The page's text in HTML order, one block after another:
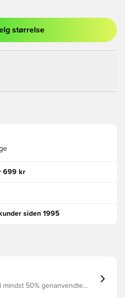
ind eller tilmelde dig som medlem
størrelse
699 kr
siden 1995
mindst 50% genanvendte